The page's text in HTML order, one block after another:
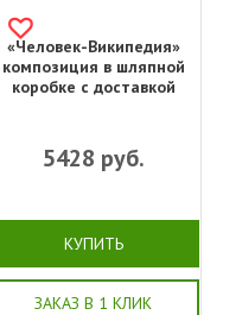
«Человек-Википедия»
композиция в шляпной
коробке с доставкой
5428 руб.
КУПИТЬ
ЗАКАЗ В 1 КЛИК